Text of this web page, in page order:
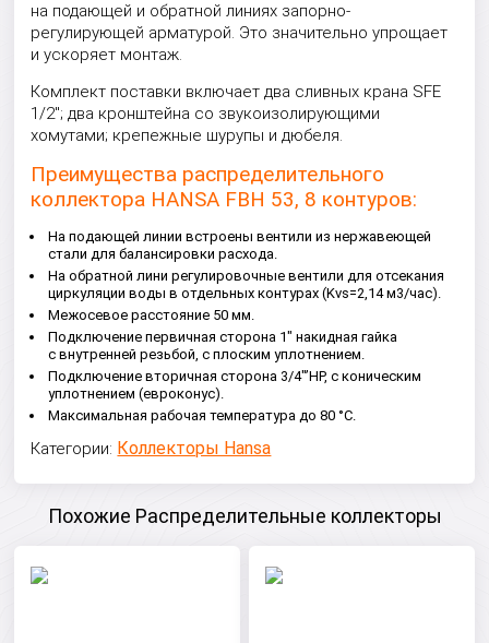
на подающей и обратной линиях запорно-
регулирующей арматурой. Это значительно упрощает
и ускоряет монтаж.
Комплект поставки включает два сливных крана SFE
1/2"; два кронштейна со звукоизолирующими
хомутами; крепежные шурупы и дюбеля.
Преимущества распределительного
коллектора HANSA FBH 53, 8 контуров:
На подающей линии встроены вентили из нержавеющей
стали для балансировки расхода.
На обратной лини регулировочные вентили для отсекания
циркуляции воды в отдельных контурах (Kvs=2,14 м3/час).
Межосевое расстояние 50 мм.
Подключение первичная сторона 1" накидная гайка
с внутренней резьбой, с плоским уплотнением.
Подключение вторичная сторона 3/4"’НР, с коническим
уплотнением (евроконус).
Maксимальная рабочая температура до 80 °C.
Категории: Коллекторы Hansa
Похожие Распределительные коллекторы